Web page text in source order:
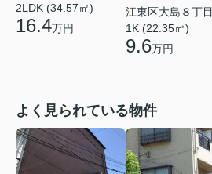
2LDK (34.57㎡)
16.4万円
江東区大島８丁目
1K (22.35㎡)
9.6万円
よく見られている物件